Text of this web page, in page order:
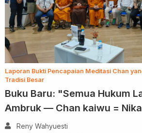
Laporan Bukti Pencapaian Meditasi Chan
Tradisi Besar
Buku Baru: "Semua Hukum
Ambruk — Chan kaiwu =
Reny Wahyuesti